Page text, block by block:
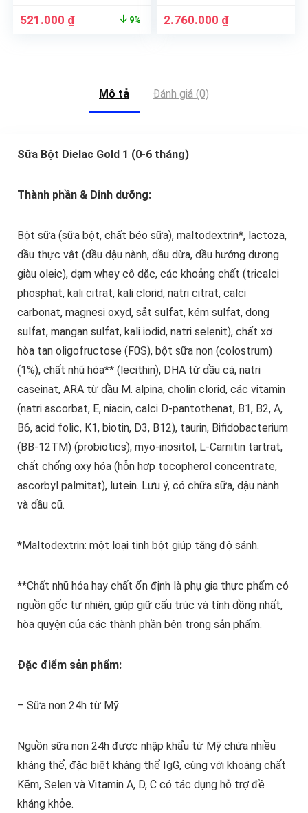
521.000 ₫ 9% 2.760.000 ₫
Mô tả Đánh giá (0)
Sữa Bột Dielac Gold 1 (0-6 tháng)
Thành phần & Dinh dưỡng:
Bột sữa (sữa bột, chất béo sữa), maltodextrin*, lactoza,
dầu thực vật (dầu dậu nành, dầu dừa, dầu hướng dương
giàu oleic), dạm whey cô dặc, các khoảng chất (tricalci
phosphat, kali citrat, kali clorid, natri citrat, calci
carbonat, magnesi oxyd, såt sulfat, kém sulfat, dong
sulfat, mangan sulfat, kali iodid, natri selenit), chất xơ
hòa tan oligofructose (F0S), bột sữa non (colostrum)
(1%), chất nhũ hóa** (lecithin), DHA từ dầu cá, natri
caseinat, ARA từ dầu M. alpina, cholin clorid, các vitamin
(natri ascorbat, E, niacin, calci D-pantothenat, B1, B2, A,
B6, acid folic, K1, biotin, D3, B12), taurin, Bifidobacterium
(BB-12TM) (probiotics), myo-inositol, L-Carnitin tartrat,
chất chống oxy hóa (hỗn hợp tocopherol concentrate,
ascorbyl palmitat), lutein. Lưu ý, có chữa sữa, dậu nành
và dầu cũ.
*Maltodextrin: một loại tinh bột giúp tăng độ sánh.
**Chất nhũ hóa hay chất ổn định là phụ gia thực phẩm có
nguồn gốc tự nhiên, giúp giữ cấu trúc và tính dồng nhất,
hòa quyện của các thành phần bên trong sản phẩm.
Đặc điểm sản phẩm:
– Sữa non 24h từ Mỹ
Nguồn sữa non 24h được nhập khẩu từ Mỹ chứa nhiều
kháng thể, đặc biệt kháng thể IgG, cùng với khoáng chất
Kẽm, Selen và Vitamin A, D, C có tác dụng hỗ trợ đề
kháng khỏe.